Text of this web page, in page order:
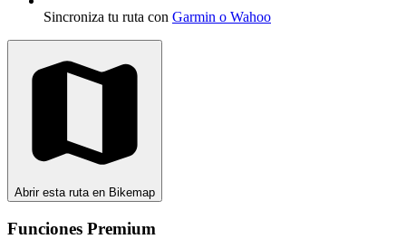
Sincroniza tu ruta con Garmin o Wahoo
Abrir esta ruta en Bikemap
Funciones Premium